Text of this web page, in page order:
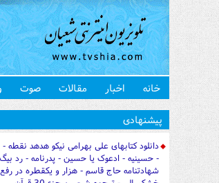
خانه اخبار مقالات صوت
پیشنهادی
دانلود کتابهای علی بهرامی نیکو هدهد نقطه
- حسینیه - ادعوک یا حسین - پدرنامه - رد
شهادتنامه حاج قاسم - هزار و یکقطره در رفع